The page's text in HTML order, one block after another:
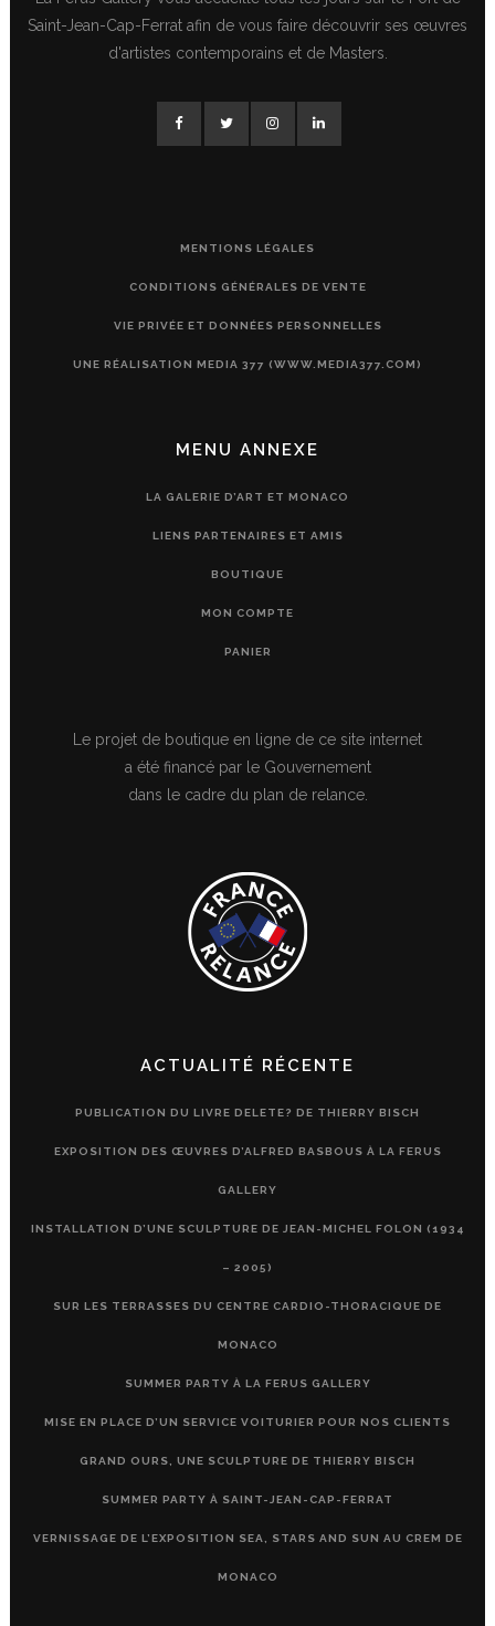
Saint-Jean-Cap-Ferrat afin de vous faire découvrir ses œuvres
d'artistes contemporains et de Masters.
MENTIONS LÉGALES
CONDITIONS GÉNÉRALES DE VENTE
VIE PRIVÉE ET DONNÉES PERSONNELLES
UNE RÉALISATION MEDIA 377 (WWW.MEDIA377.COM)
MENU ANNEXE
LA GALERIE D’ART ET MONACO
LIENS PARTENAIRES ET AMIS
BOUTIQUE
MON COMPTE
PANIER
Le projet de boutique en ligne de ce site internet
a été financé par le Gouvernement
dans le cadre du plan de relance.
ACTUALITÉ RÉCENTE
PUBLICATION DU LIVRE DELETE? DE THIERRY BISCH
EXPOSITION DES ŒUVRES D’ALFRED BASBOUS À LA FERUS
GALLERY
INSTALLATION D’UNE SCULPTURE DE JEAN-MICHEL FOLON (1934
– 2005)
SUR LES TERRASSES DU CENTRE CARDIO-THORACIQUE DE
MONACO
SUMMER PARTY À LA FERUS GALLERY
MISE EN PLACE D’UN SERVICE VOITURIER POUR NOS CLIENTS
GRAND OURS, UNE SCULPTURE DE THIERRY BISCH
SUMMER PARTY À SAINT-JEAN-CAP-FERRAT
VERNISSAGE DE L’EXPOSITION SEA, STARS AND SUN AU CREM DE
MONACO